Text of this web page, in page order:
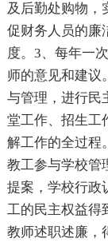
及后勤处购物，
促财务人员的廉
度。3、每年一
师的意见和建议
与管理，进行民
堂工作、招生工
解工作的全过程
教工参与学校管
提案，学校行政
工的民主权益得
教师述职述廉，